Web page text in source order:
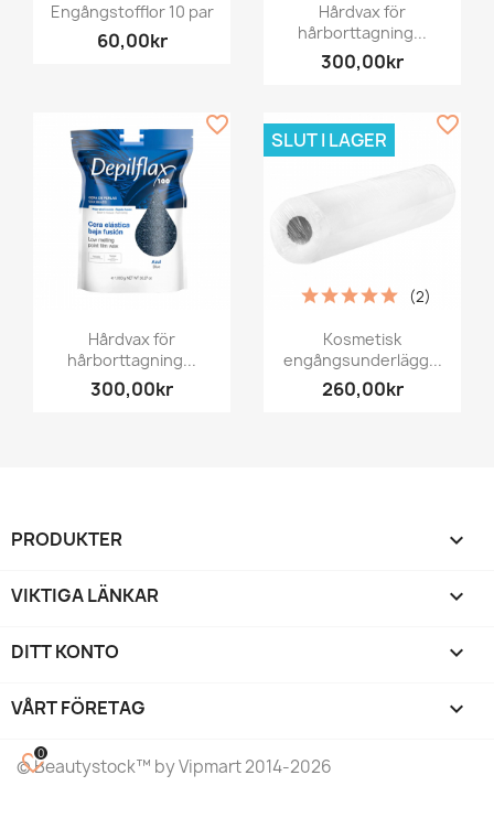
Engångstofflor 10 par
60,00kr
Hårdvax för
hårborttagning...
300,00kr
Hårdvax för
hårborttagning...
300,00kr
favorite_border
Kosmetisk
engångsunderlägg...
260,00kr
(2)
SLUT I LAGER
favorite_border
PRODUKTER 
VIKTIGA LÄNKAR 
DITT KONTO 
VÅRT FÖRETAG keyboard_arrow_down
©Beautystock™ by Vipmart 2014-2026
favorite_border
0